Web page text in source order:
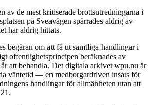
av de mest kritiserade brottsutredningarna i
på Sveavägen spärrades aldrig av
har aldrig hittats.
begäran om att få ut samtliga handlingar i
offentlighetsprincipen beräknades av
att behandla. Det digitala arkivet wpu.nu är
väntetid — en medborgardriven insats för
handlingar för allmänheten utan att